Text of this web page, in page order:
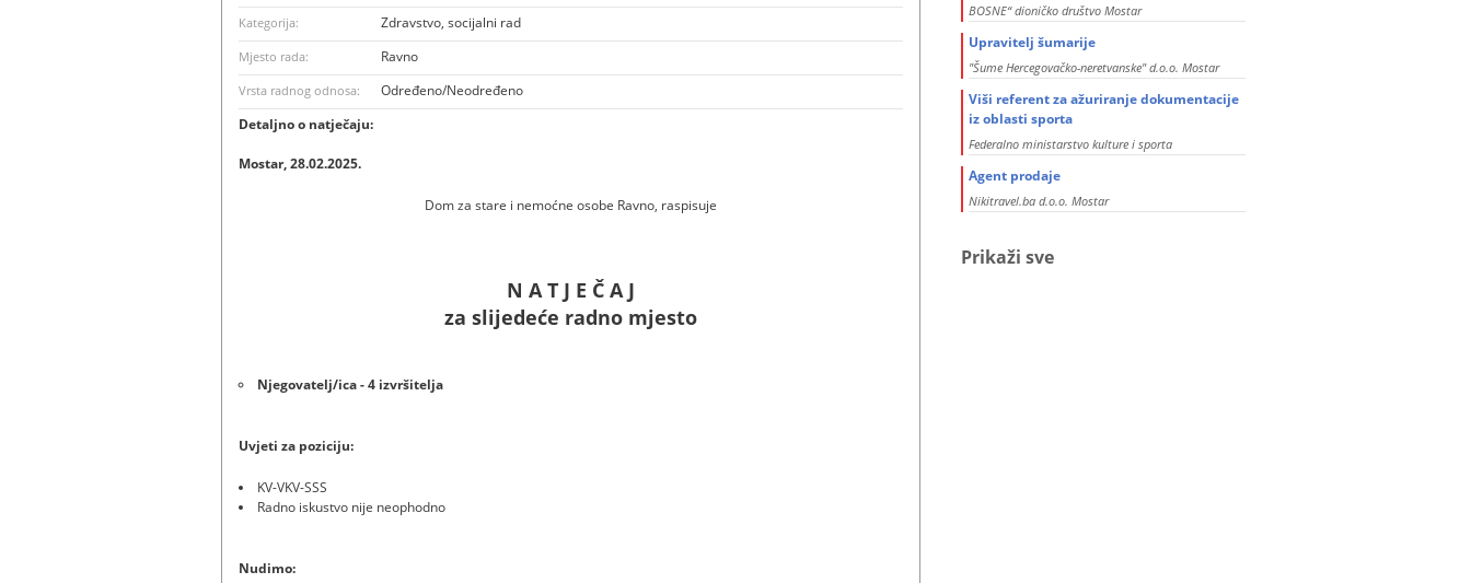
Kategorija: Zdravstvo, socijalni rad
Mjesto rada: Ravno
Vrsta radnog odnosa:
Određeno/Neodređeno
Detaljno o natječaju:
Mostar, 28.02.2025.
Dom za stare i nemoćne osobe Ravno, raspisuje
N A T J E Č A J
za slijedeće radno mjesto
Njegovatelj/ica - 4 izvršitelja
Uvjeti za poziciju:
KV-VKV-SSS
Radno iskustvo nije neophodno
Nudimo:
BOSNE“ dioničko društvo Mostar
Upravitelj šumarije
"Šume Hercegovačko-neretvanske" d.o.o. Mostar
Viši referent za ažuriranje dokumentacije
iz oblasti sporta
Federalno ministarstvo kulture i sporta
Agent prodaje
Nikitravel.ba d.o.o. Mostar
Prikaži sve